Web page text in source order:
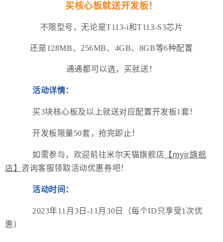
买核心板就送开发板！
不限型号，无论是T113-i和T113-S3芯片
还是128MB、256MB、4GB、8GB等6种配置
通通都可以选，买就送！
活动详情：
买3块核心板及以上就送对应配置开发板1套！
开发板限量50套，抢完即止！
如需参与，欢迎前往米尔天猫旗舰店 【myir旗舰
店】 咨询客服领取活动优惠券吧！
活动时间：
2023年11月3日-11月30日（每个ID只享受1次优
惠）